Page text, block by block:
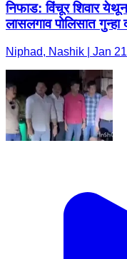
निफाड: विंचूर शिवार येथून
लासलगाव पोलिसात
Niphad, Nashik | Jan